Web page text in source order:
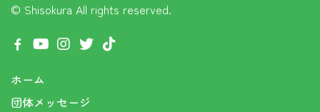
© Shisokura All rights reserved.
ホーム
団体メッセージ